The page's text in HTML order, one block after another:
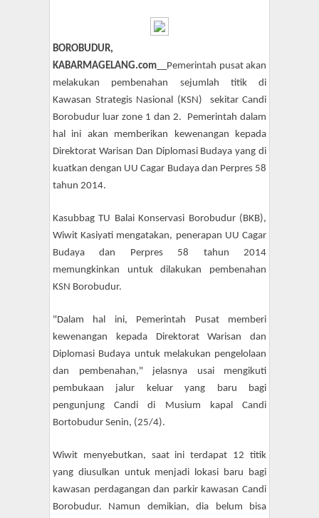
BOROBUDUR,
KABARMAGELANG.com __Pemerintah pusat akan
melakukan pembenahan sejumlah titik di
Kawasan Strategis Nasional (KSN) sekitar Candi
Borobudur luar zone 1 dan 2. Pemerintah dalam
hal ini akan memberikan kewenangan kepada
Direktorat Warisan Dan Diplomasi Budaya yang di
kuatkan dengan UU Cagar Budaya dan Perpres 58
tahun 2014.
Kasubbag TU Balai Konservasi Borobudur (BKB),
Wiwit Kasiyati mengatakan, penerapan UU Cagar
Budaya dan Perpres 58 tahun 2014
memungkinkan untuk dilakukan pembenahan
KSN Borobudur.
"Dalam hal ini, Pemerintah Pusat memberi
kewenangan kepada Direktorat Warisan dan
Diplomasi Budaya untuk melakukan pengelolaan
dan pembenahan," jelasnya usai mengikuti
pembukaan jalur keluar yang baru bagi
pengunjung Candi di Musium kapal Candi
Bortobudur Senin, (25/4).
Wiwit menyebutkan, saat ini terdapat 12 titik
yang diusulkan untuk menjadi lokasi baru bagi
kawasan perdagangan dan parkir kawasan Candi
Borobudur. Namun demikian, dia belum bisa